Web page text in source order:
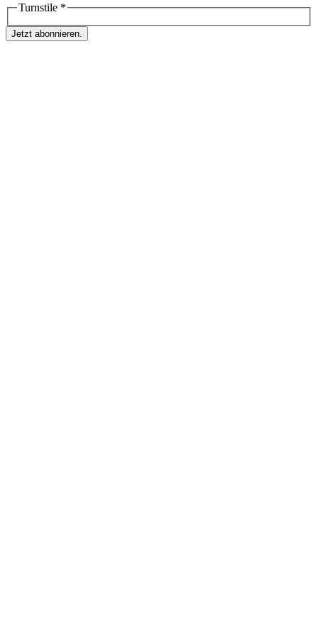
Turnstile *
Jetzt abonnieren.